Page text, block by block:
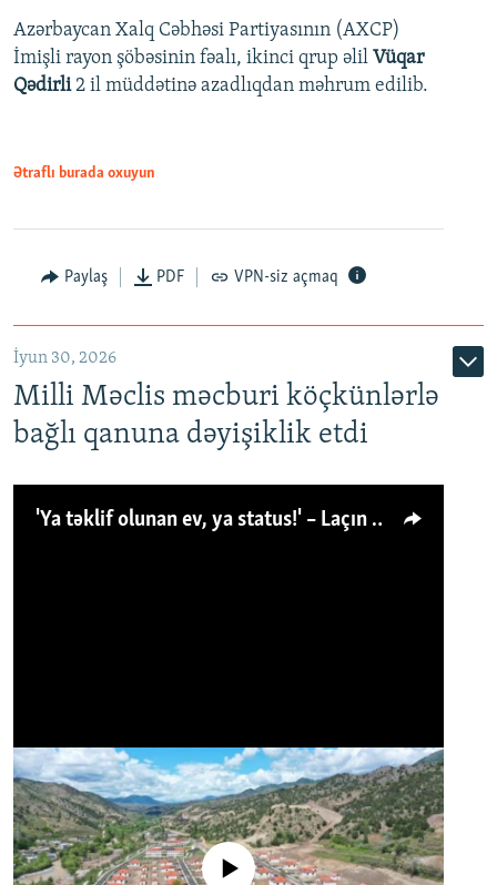
Azərbaycan Xalq Cəbhəsi Partiyasının (AXCP)
İmişli rayon şöbəsinin fəalı, ikinci qrup əlil Vüqar
Qədirli2 il müddətinə azadlıqdan məhrum edilib.
Ətraflı burada oxuyun
Paylaş PDF VPN-siz açmaq
İyun 30, 2026
Milli Məclis məcburi köçkünlərlə
bağlı qanuna dəyişiklik etdi
'Ya təklif olunan ev, ya status!' – Laçın köçkünü: 'Laçından başqa heç hara!'
No media source currently available